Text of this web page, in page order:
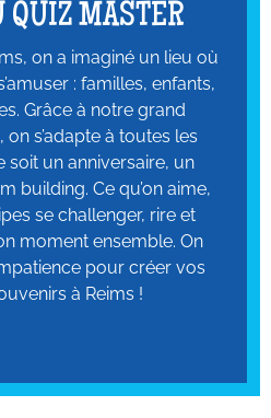
QUIZ MASTER
on a imaginé un lieu où
: familles, enfants,
Grâce à notre grand
s’adapte à toutes les
soit un anniversaire, un
building. Ce qu’on aime,
se challenger, rire et
moment ensemble. On
pour créer vos
à Reims !